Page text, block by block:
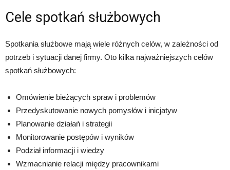
Cele spotkań służbowych
Spotkania służbowe mają wiele różnych celów, w zależności od
potrzeb i sytuacji danej firmy. Oto kilka najważniejszych celów
spotkań służbowych:
Omówienie bieżących spraw i problemów
Przedyskutowanie nowych pomysłów i inicjatyw
Planowanie działań i strategii
Monitorowanie postępów i wyników
Podział informacji i wiedzy
Wzmacnianie relacji między pracownikami